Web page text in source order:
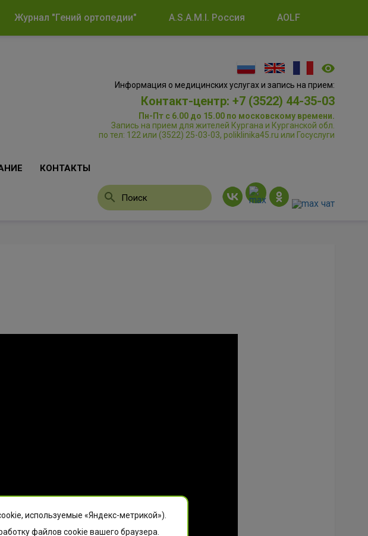
Журнал "Гений ортопедии" A.S.A.M.I. Россия AOLF
Информация о медицинских услугах и запись на прием:
Контакт-центр: +7 (3522) 44-35-03
Пн-Пт с 6.00 до 15.00 по московскому времени.
Запись на прием для жителей Кургана и Курганской обл.
по тел: 122 или (3522) 25-03-03, poliklinika45.ru или Госуслуги
КОНТАКТЫ
используемые «Яндекс-метрикой»).
файлов cookie вашего браузера.